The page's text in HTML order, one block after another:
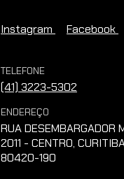
Instagram Facebook
TELEFONE
(41) 3223-5302
ENDEREÇO
RUA DESEMBARGADOR
2011 - CENTRO,
80420-190